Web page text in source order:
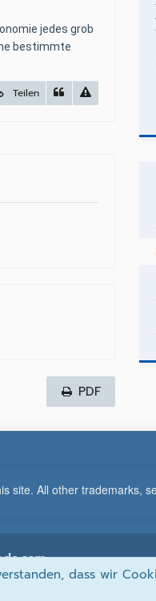
jedes grob
bestimmte
Teilen
PDF
site. All other trademarks,
dass wir